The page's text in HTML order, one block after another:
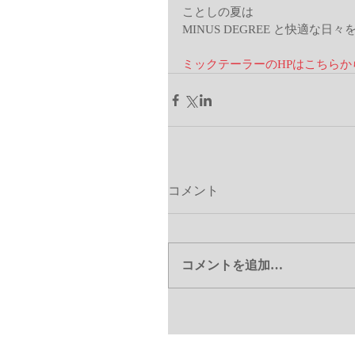
ことしの夏は
MINUS DEGREE と快適な日々
ミックテーラーのHPはこちらか
コメント
コメントを追加…